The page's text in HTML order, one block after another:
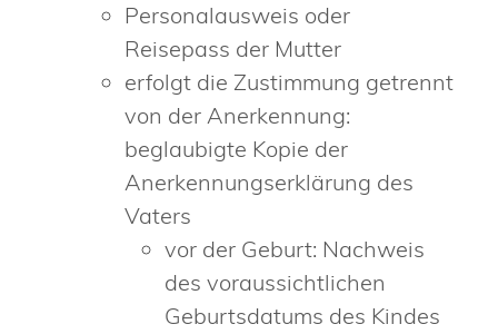
Personalausweis oder
Reisepass der Mutter
erfolgt die Zustimmung getrennt
von der Anerkennung:
beglaubigte Kopie der
Anerkennungserklärung des
Vaters
vor der Geburt: Nachweis
des voraussichtlichen
Geburtsdatums des Kindes